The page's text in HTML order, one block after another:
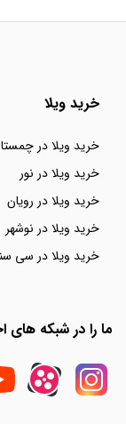
خرید ویلا
خرید ویلا در
خرید ویلا در نور
خرید ویلا در رویان
خرید ویلا در نوشهر
خرید ویلا در سی
ما را در شبکه های